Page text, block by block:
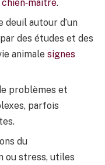
.
deuil autour d’un
des études et des
animale signes
problèmes et
parfois
du
ou stress, utiles